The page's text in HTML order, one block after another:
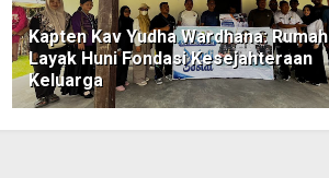
Kapten Kav Yudha Wardhana: Rumah
Layak Huni Fondasi Kesejahteraan
Keluarga